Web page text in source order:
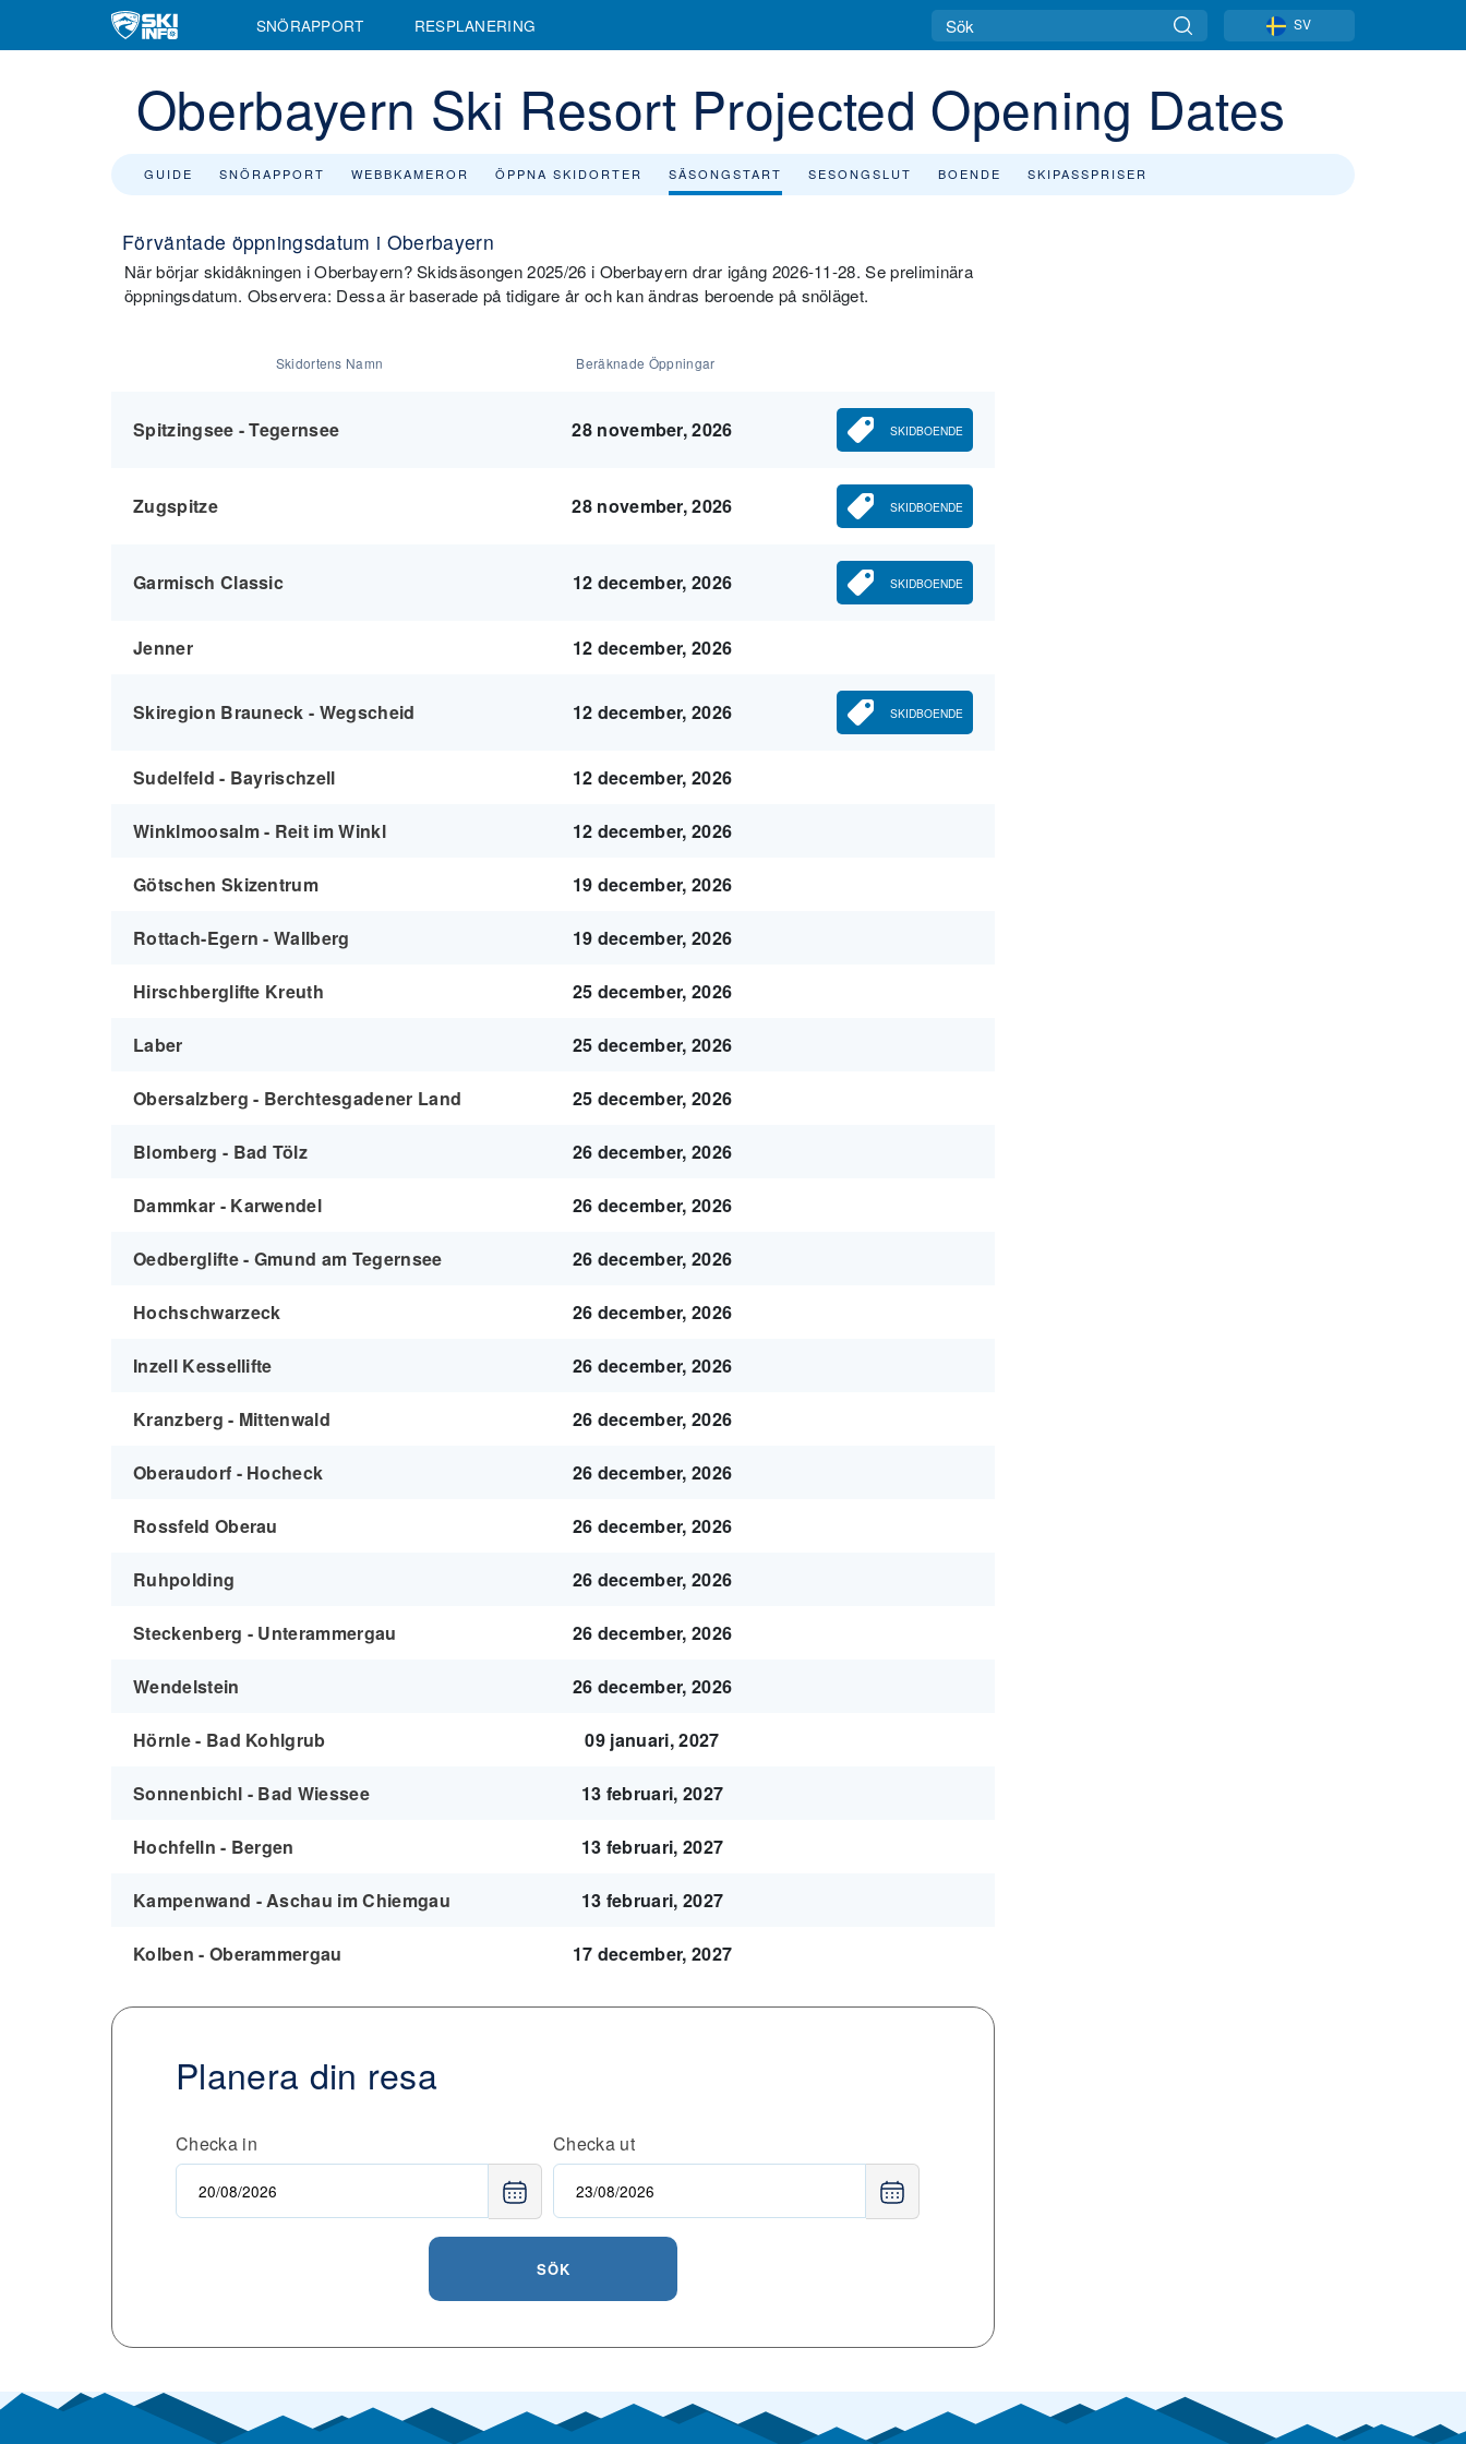
SNÖRAPPORT RESPLANERING SV
Oberbayern Ski Resort Projected Opening Dates
GUIDE SNÖRAPPORT WEBBKAMEROR ÖPPNA SKIDORTER SÄSONGSTART SESONGSLUT BOENDE SKIPASSPRISER
Förväntade öppningsdatum i Oberbayern
När börjar skidåkningen i Oberbayern? Skidsäsongen 2025/26 i Oberbayern drar igång 2026-11-28. Se preliminära
öppningsdatum. Observera: Dessa är baserade på tidigare år och kan ändras beroende på snöläget.
Skidortens Namn Beräknade Öppningar
Spitzingsee - Tegernsee 28 november, 2026 SKIDBOENDE
Zugspitze 28 november, 2026 SKIDBOENDE
Garmisch Classic 12 december, 2026 SKIDBOENDE
Jenner 12 december, 2026
Skiregion Brauneck - Wegscheid 12 december, 2026 SKIDBOENDE
Sudelfeld - Bayrischzell 12 december, 2026
Winklmoosalm - Reit im Winkl 12 december, 2026
Götschen Skizentrum 19 december, 2026
Rottach-Egern - Wallberg 19 december, 2026
Hirschberglifte Kreuth 25 december, 2026
Laber 25 december, 2026
Obersalzberg - Berchtesgadener Land 25 december, 2026
Blomberg - Bad Tölz 26 december, 2026
Dammkar - Karwendel 26 december, 2026
Oedberglifte - Gmund am Tegernsee 26 december, 2026
Hochschwarzeck 26 december, 2026
Inzell Kessellifte 26 december, 2026
Kranzberg - Mittenwald 26 december, 2026
Oberaudorf - Hocheck 26 december, 2026
Rossfeld Oberau 26 december, 2026
Ruhpolding 26 december, 2026
Steckenberg - Unterammergau 26 december, 2026
Wendelstein 26 december, 2026
Hörnle - Bad Kohlgrub 09 januari, 2027
Sonnenbichl - Bad Wiessee 13 februari, 2027
Hochfelln - Bergen 13 februari, 2027
Kampenwand - Aschau im Chiemgau 13 februari, 2027
Kolben - Oberammergau 17 december, 2027
Planera din resa
Checka in Checka ut
SÖK